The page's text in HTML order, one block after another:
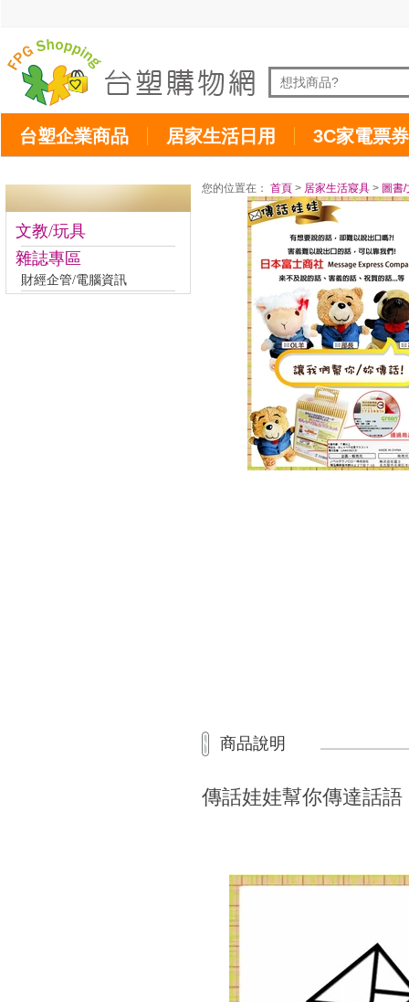
台塑企業商品 居家生活日用 3C家電票券
文教/玩具
雜誌專區
財經企管/電腦資訊
您的位置在： 首頁 > 居家生活寢具 > 圖書
商品說明
傳話娃娃幫你傳達話語